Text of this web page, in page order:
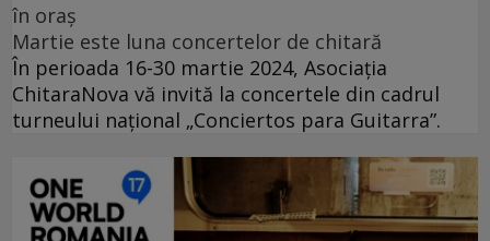
în oraș
Martie este luna concertelor de chitară
În perioada 16-30 martie 2024, Asociația
ChitaraNova vă invită la concertele din cadrul
turneului național „Conciertos para Guitarra”.